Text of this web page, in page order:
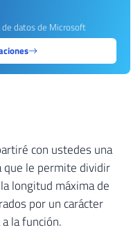
de datos de Microsoft
con ustedes una
que le permite dividir
longitud máxima de
por un carácter
la función.